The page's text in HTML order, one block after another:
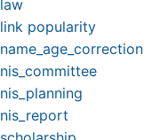
law
link popularity
name_age_correction
nis_committee
nis_planning
nis_report